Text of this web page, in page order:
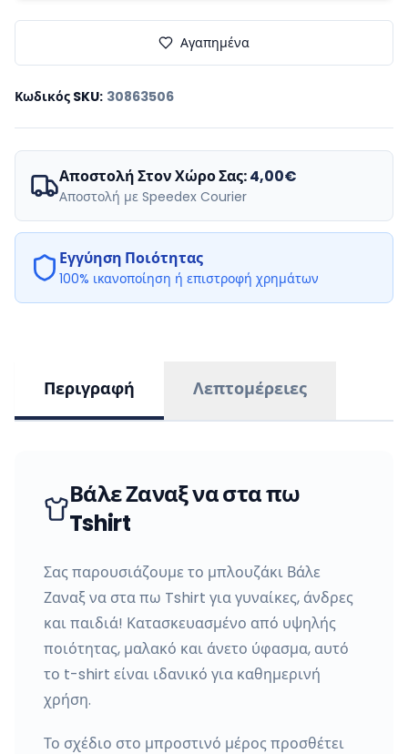
Αγαπημένα
Κωδικός SKU: 30863506
Αποστολή Στον Χώρο Σας:4,00€
Αποστολή με Speedex Courier
Εγγύηση Ποιότητας
100% ικανοποίηση ή επιστροφή χρημάτων
Περιγραφή Λεπτομέρειες
Βάλε Ζαναξ να στα πω
Tshirt
Σας παρουσιάζουμε το μπλουζάκι Βάλε
Ζαναξ να στα πω Tshirt για γυναίκες, άνδρες
και παιδιά! Κατασκευασμένο από υψηλής
ποιότητας, μαλακό και άνετο ύφασμα, αυτό
το t-shirt είναι ιδανικό για καθημερινή
χρήση.
Το σχέδιο στο μπροστινό μέρος προσθέτει